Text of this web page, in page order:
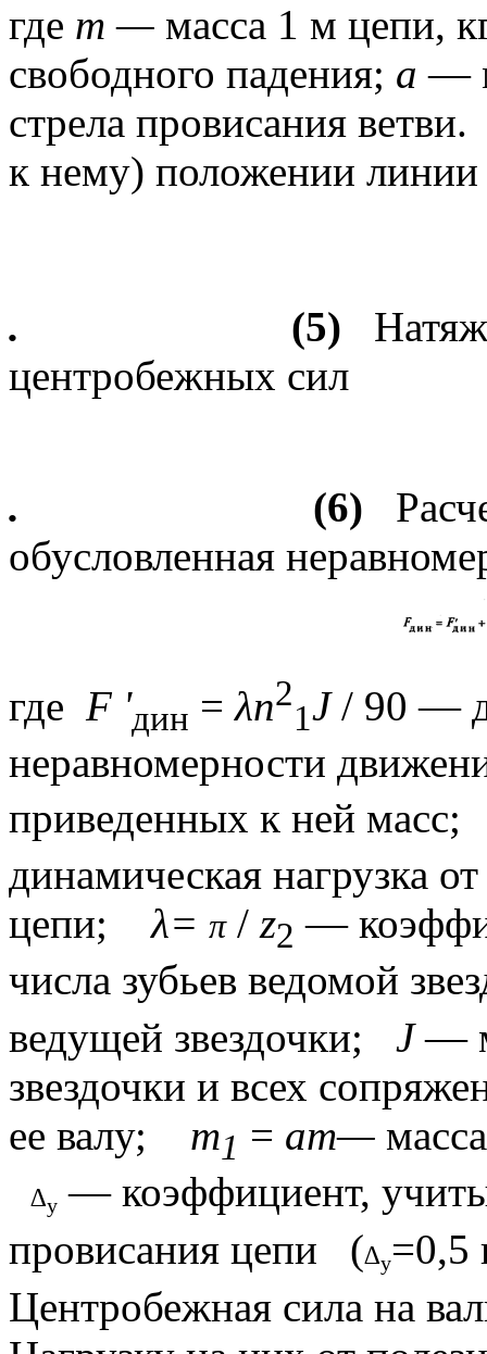
где m — масса 1 м цепи,
свободного падения; a—
стрела провисания ветви.
к нему) положении линии
. (5)
центробежных сил
. (6)
обусловленная
где F 'дин =λn2
1J/ 90 —
неравномерности
приведенных к ней масс;
динамическая нагрузка
цепи;
λ= π/ z2 —
числа зубьев ведомой
ведущей звездочки;
J—
звездочки и всех
ее валу;
m1 = am—
∆y — коэффициент,
провисания цепи (∆y
Центробежная сила на